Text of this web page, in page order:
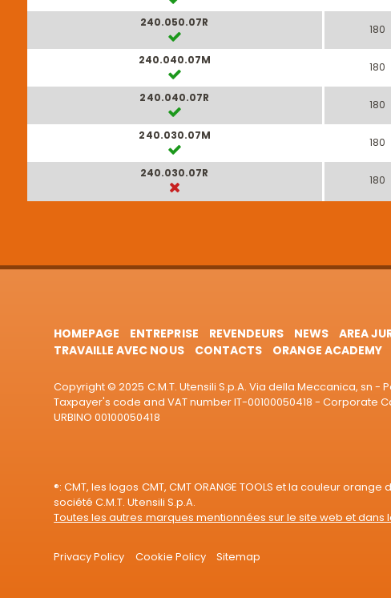
240.050.07R
180
240.040.07M
180
240.040.07R
180
240.030.07M
180
240.030.07R
180
HOMEPAGE ENTREPRISE REVENDEURS NEWS AREA
TRAVAILLE AVEC NOUS
CONTACTS ORANGE ACADEMY
Copyright © 2025 C.M.T. Utensili S.p.A. Via della Meccanica, sn -
Taxpayer's code and VAT number IT-00100050418 - Corporate
URBINO 00100050418
®: CMT, les logos CMT, CMT ORANGE TOOLS et la couleur
société C.M.T. Utensili S.p.A.
Toutes les autres marques mentionnées sur le site web et
Privacy Policy Cookie Policy Sitemap